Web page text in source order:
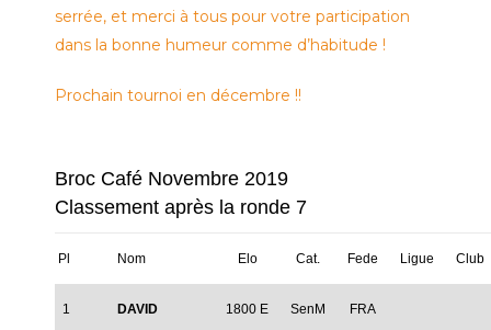
serrée, et merci à tous pour votre participation
dans la bonne humeur comme d’habitude !
Prochain tournoi en décembre !!
Broc Café Novembre 2019
Classement après la ronde 7
Pl Nom Elo Cat. Fede Ligue Club
1 DAVID 1800 E SenM FRA